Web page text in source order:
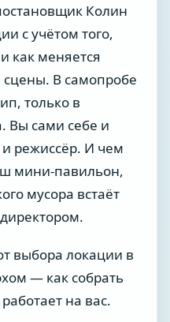
Колин
с учётом того,
как меняется
сцены. В самопробе
только в
Вы сами себе и
режиссёр. И чем
мини-павильон,
мусора встаёт
выбора локации в
— как собрать
на вас.